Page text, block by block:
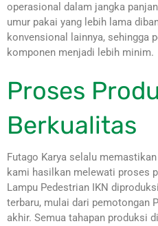
operasional dalam jangka
umur pakai yang lebih lama
konvensional lainnya, sehingga
komponen menjadi lebih minim.
Proses
Berkualitas
Futago Karya selalu
kami hasilkan melewati proses
Lampu Pedestrian IKN
terbaru, mulai dari pemotongan
akhir. Semua tahapan produksi